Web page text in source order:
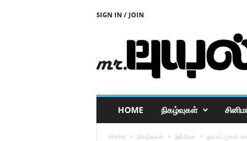
SIGN IN / JOIN
u
HOME நிகழ்வுகள்
Home நிகழ்வுகள் இந்தியா ஓநாய் முகம்: